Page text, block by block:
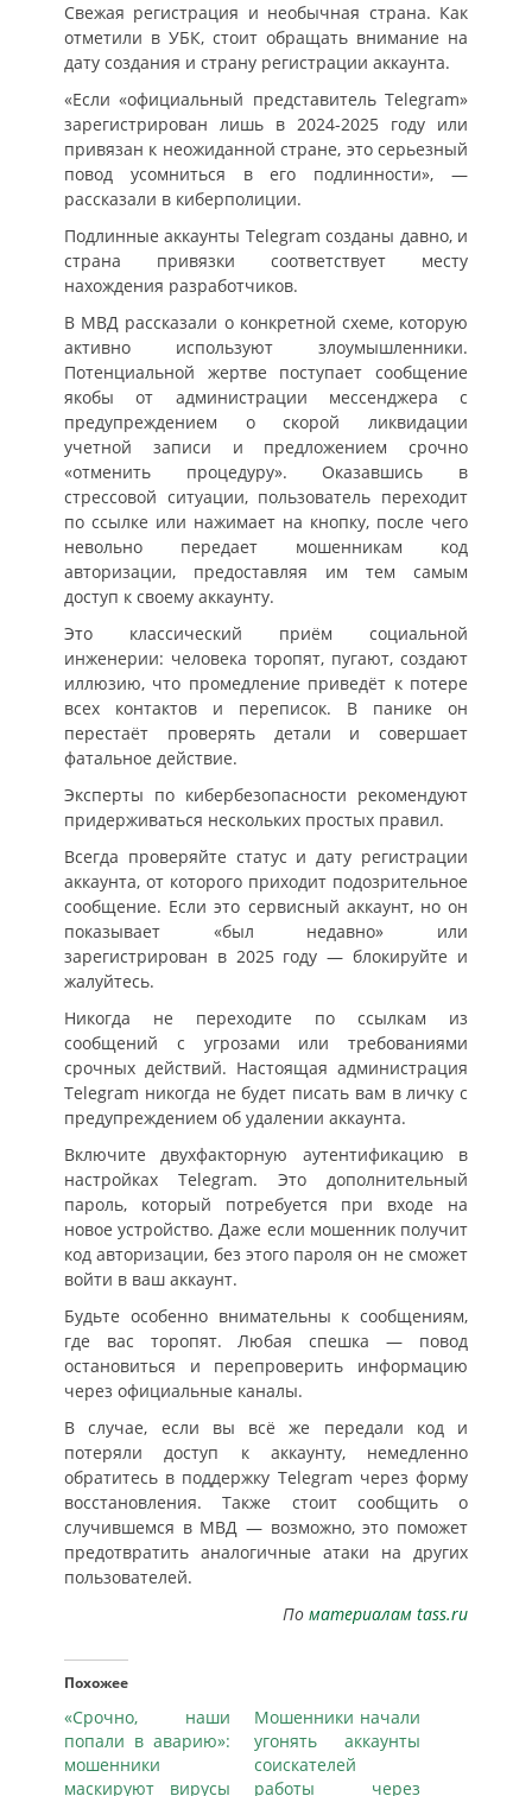
Свежая регистрация и необычная страна. Как
отметили в УБК, стоит обращать внимание на
дату создания и страну регистрации аккаунта.
«Если «официальный представитель Telegram»
зарегистрирован лишь в 2024-2025 году или
привязан к неожиданной стране, это серьезный
повод усомниться в его подлинности», —
рассказали в киберполиции.
Подлинные аккаунты Telegram созданы давно, и
страна привязки соответствует месту
нахождения разработчиков.
В МВД рассказали о конкретной схеме, которую
активно используют злоумышленники.
Потенциальной жертве поступает сообщение
якобы от администрации мессенджера с
предупреждением о скорой ликвидации
учетной записи и предложением срочно
«отменить процедуру». Оказавшись в
стрессовой ситуации, пользователь переходит
по ссылке или нажимает на кнопку, после чего
невольно передает мошенникам код
авторизации, предоставляя им тем самым
доступ к своему аккаунту.
Это классический приём социальной
инженерии: человека торопят, пугают, создают
иллюзию, что промедление приведёт к потере
всех контактов и переписок. В панике он
перестаёт проверять детали и совершает
фатальное действие.
Эксперты по кибербезопасности рекомендуют
придерживаться нескольких простых правил.
Всегда проверяйте статус и дату регистрации
аккаунта, от которого приходит подозрительное
сообщение. Если это сервисный аккаунт, но он
показывает «был недавно» или
зарегистрирован в 2025 году — блокируйте и
жалуйтесь.
Никогда не переходите по ссылкам из
сообщений с угрозами или требованиями
срочных действий. Настоящая администрация
Telegram никогда не будет писать вам в личку с
предупреждением об удалении аккаунта.
Включите двухфакторную аутентификацию в
настройках Telegram. Это дополнительный
пароль, который потребуется при входе на
новое устройство. Даже если мошенник получит
код авторизации, без этого пароля он не сможет
войти в ваш аккаунт.
Будьте особенно внимательны к сообщениям,
где вас торопят. Любая спешка — повод
остановиться и перепроверить информацию
через официальные каналы.
В случае, если вы всё же передали код и
потеряли доступ к аккаунту, немедленно
обратитесь в поддержку Telegram через форму
восстановления. Также стоит сообщить о
случившемся в МВД — возможно, это поможет
предотвратить аналогичные атаки на других
пользователей.
По материалам tass.ru
Похожее
«Срочно, наши
попали в аварию»:
мошенники
маскируют вирусы
Мошенники начали
угонять аккаунты
соискателей
работы через